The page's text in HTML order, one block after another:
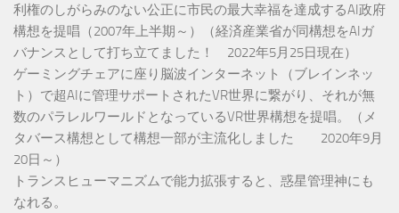
利権のしがらみのない公正に市民の最大幸福を達成するAI政府
構想を提唱（2007年上半期～）（経済産業省が同構想をAIガ
バナンスとして打ち立てました！ 2022年5月25日現在）
ゲーミングチェアに座り脳波インターネット（ブレインネッ
ト）で超AIに管理サポートされたVR世界に繋がり、それが無
数のパラレルワールドとなっているVR世界構想を提唱。（メ
タバース構想として構想一部が主流化しました 2020年9月
20日～）
トランスヒューマニズムで能力拡張すると、惑星管理神にも
なれる。